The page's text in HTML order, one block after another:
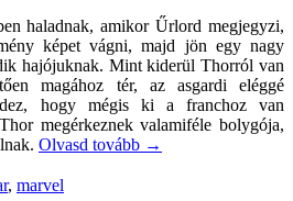
haladnak, amikor Űrlord megjegyzi,
képet vágni, majd jön egy nagy
hajójuknak. Mint kiderül Thorról van
magához tér, az asgardi eléggé
hogy mégis ki a franchoz van
megérkeznek valamiféle bolygója,
Olvasd tovább →
, marvel